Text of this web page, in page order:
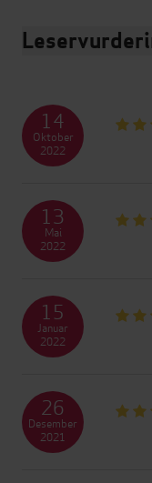
14
Oktober
2022
13
Mai
2022
15
Januar
2022
26
Desember
2021